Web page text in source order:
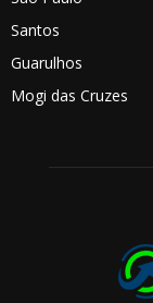
Santos
Guarulhos
Mogi das Cruzes